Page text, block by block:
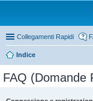
Collegamenti Rapidi
Indice
FAQ (Domande